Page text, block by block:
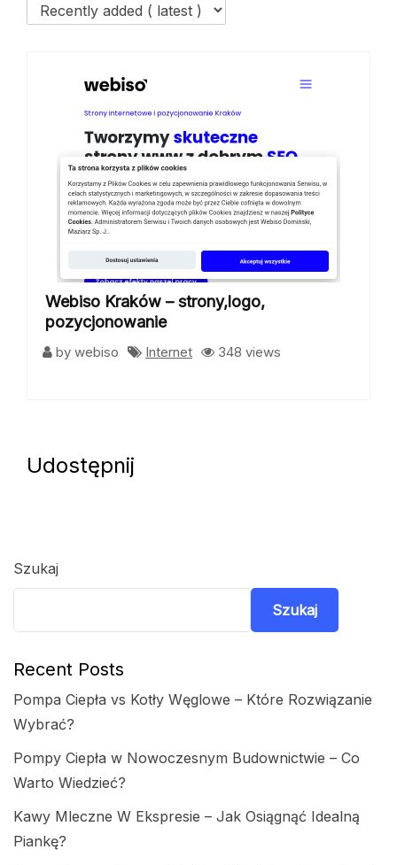
Webiso Kraków – strony,logo,
pozycjonowanie
by webiso Internet 348 views
Udostępnij
Szukaj
Szukaj
Recent Posts
Pompa Ciepła vs Kotły Węglowe – Które Rozwiązanie
Wybrać?
Pompy Ciepła w Nowoczesnym Budownictwie – Co
Warto Wiedzieć?
Kawy Mleczne W Ekspresie – Jak Osiągnąć Idealną
Piankę?